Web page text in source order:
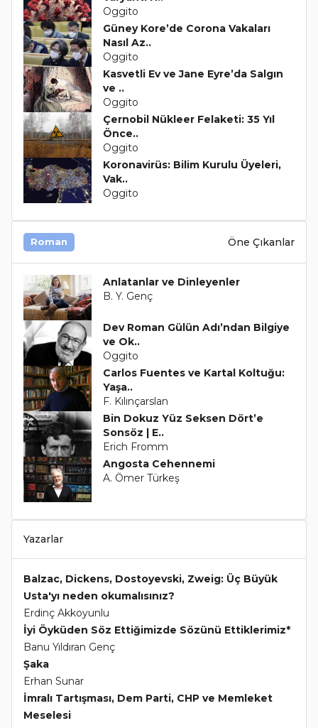
Oggito
Güney Kore’de Corona Vakaları
Nasıl Az..
Oggito
Kasvetli Ev ve Jane Eyre’da Salgın
ve ..
Oggito
Çernobil Nükleer Felaketi: 35 Yıl
Önce..
Oggito
Koronavirüs: Bilim Kurulu Üyeleri,
Vak..
Oggito
Roman Öne Çıkanlar
Anlatanlar ve Dinleyenler
B. Y. Genç
Dev Roman Gülün Adı’ndan Bilgiye
ve Ok..
Oggito
Carlos Fuentes ve Kartal Koltuğu:
Yaşa..
F. Kılınçarslan
Bin Dokuz Yüz Seksen Dört’e
Sonsöz | E..
Erich Fromm
Angosta Cehennemi
A. Ömer Türkeş
Yazarlar
Balzac, Dickens, Dostoyevski, Zweig: Üç Büyük
Usta'yı neden okumalısınız?
Erdinç Akkoyunlu
İyi Öyküden Söz Ettiğimizde Sözünü Ettiklerimiz*
Banu Yıldıran Genç
Şaka
Erhan Sunar
İmralı Tartışması, Dem Parti, CHP ve Memleket
Meselesi